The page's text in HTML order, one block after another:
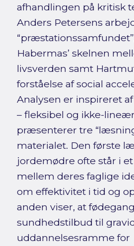
afhandlingen på kritisk
Anders Petersens
Habermas’ skelnen
livsverden samt
forståelse af social
Analysen er inspireret
– fleksibel og ikke-
præsenterer tre
materialet. Den første
jordemødre ofte står i
mellem deres faglige
om effektivitet i tid og
anden viser, at
sundhedstilbud til
uddannelsesramme for